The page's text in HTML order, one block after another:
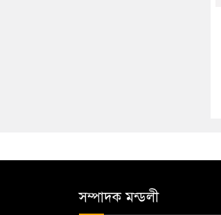
সম্পাদক মন্ডলী